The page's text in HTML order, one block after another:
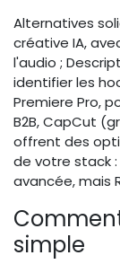
Alternatives
créative IA,
l'audio ;
identifier les
Premiere Pro,
B2B, CapCut
offrent des
de votre stack
avancée, mais
simple